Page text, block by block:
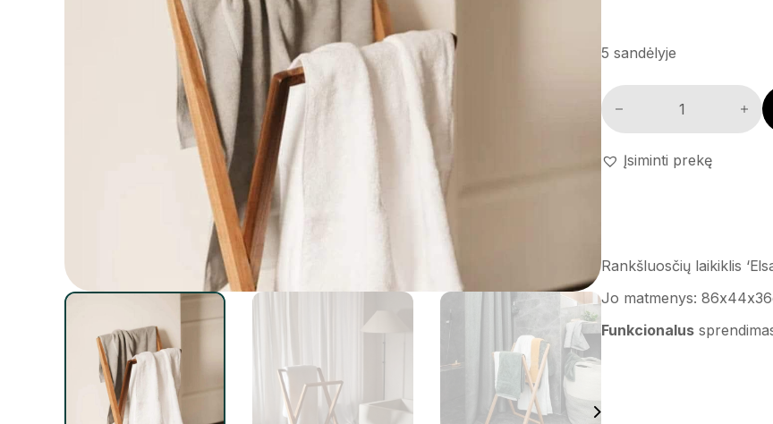
5 sandėlyje
Rankšluosčių laikiklis
Įsiminti prekę
Rankšluosčių laikiklis
Jo matmenys:
Funkcionalus